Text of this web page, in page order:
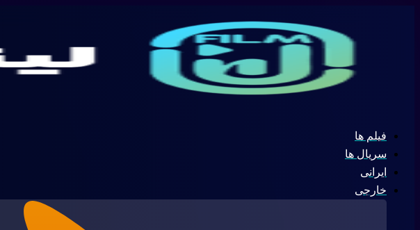
فیلم ها
سریال ها
ایرانی
خارجی